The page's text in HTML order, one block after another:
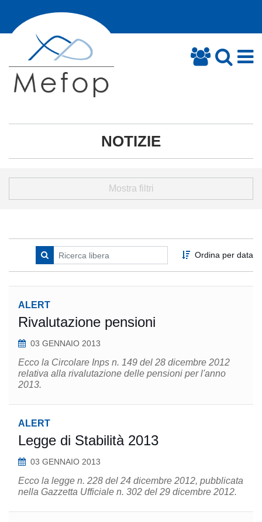
NOTIZIE
Mostra filtri
Ordina per data
ALERT
Rivalutazione pensioni
03 GENNAIO 2013
Ecco la Circolare Inps n. 149 del 28 dicembre 2012
relativa alla rivalutazione delle pensioni per l'anno
2013.
ALERT
Legge di Stabilità 2013
03 GENNAIO 2013
Ecco la legge n. 228 del 24 dicembre 2012, pubblicata
nella Gazzetta Ufficiale n. 302 del 29 dicembre 2012.